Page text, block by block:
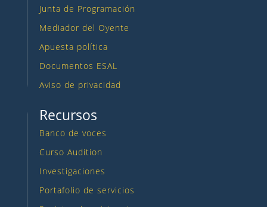
Junta de Programación
Mediador del Oyente
Apuesta política
Documentos ESAL
Aviso de privacidad
Recursos
Banco de voces
Curso Audition
Investigaciones
Portafolio de servicios